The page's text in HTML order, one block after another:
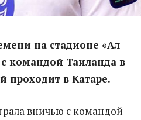
на стадионе «Ал
командой Таиланда в
проходит в Катаре.
вничью с командой